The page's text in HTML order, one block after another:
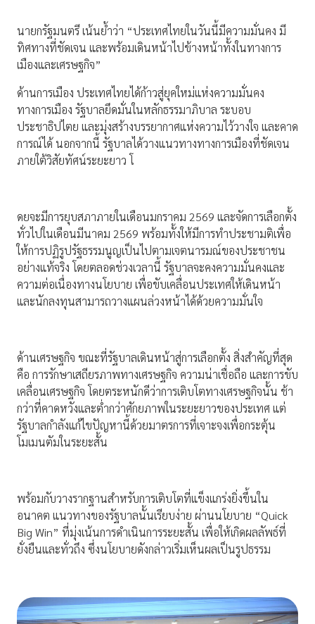
นายกรัฐมนตรี เน้นย้ำว่า “ประเทศไทยในวันนี้มีความมั่นคง มี
ทิศทางที่ชัดเจน และพร้อมเดินหน้าไปข้างหน้าทั้งในทางการ
เมืองและเศรษฐกิจ”
ด้านการเมือง ประเทศไทยได้ก้าวสู่ยุคใหม่แห่งความมั่นคง
ทางการเมือง รัฐบาลยึดมั่นในหลักธรรมาภิบาล ระบอบ
ประชาธิปไตย และมุ่งสร้างบรรยากาศแห่งความไว้วางใจ และคาด
การณ์ได้ นอกจากนี้ รัฐบาลได้วางแนวทางทางการเมืองที่ชัดเจน
ภายใต้วิสัยทัศน์ระยะยาว โ
ดยจะมีการยุบสภาภายในเดือนมกราคม 2569 และจัดการเลือกตั้ง
ทั่วไปในเดือนมีนาคม 2569 พร้อมทั้งให้มีการทำประชามติเพื่อ
ให้การปฏิรูปรัฐธรรมนูญเป็นไปตามเจตนารมณ์ของประชาชน
อย่างแท้จริง โดยตลอดช่วงเวลานี้ รัฐบาลจะคงความมั่นคงและ
ความต่อเนื่องทางนโยบาย เพื่อขับเคลื่อนประเทศให้เดินหน้า
และนักลงทุนสามารถวางแผนล่วงหน้าได้ด้วยความมั่นใจ
ด้านเศรษฐกิจ ขณะที่รัฐบาลเดินหน้าสู่การเลือกตั้ง สิ่งสำคัญที่สุด
คือ การรักษาเสถียรภาพทางเศรษฐกิจ ความน่าเชื่อถือ และการขับ
เคลื่อนเศรษฐกิจ โดยตระหนักดีว่าการเติบโตทางเศรษฐกิจนั้น ช้า
กว่าที่คาดหวังและต่ำกว่าศักยภาพในระยะยาวของประเทศ แต่
รัฐบาลกำลังแก้ไขปัญหานี้ด้วยมาตรการที่เจาะจงเพื่อกระตุ้น
โมเมนตัมในระยะสั้น
พร้อมกับวางรากฐานสำหรับการเติบโตที่แข็งแกร่งยิ่งขึ้นใน
อนาคต แนวทางของรัฐบาลนั้นเรียบง่าย ผ่านนโยบาย “Quick
Big Win” ที่มุ่งเน้นการดำเนินการระยะสั้น เพื่อให้เกิดผลลัพธ์ที่
ยั่งยืนและทั่วถึง ซึ่งนโยบายดังกล่าวเริ่มเห็นผลเป็นรูปธรรม